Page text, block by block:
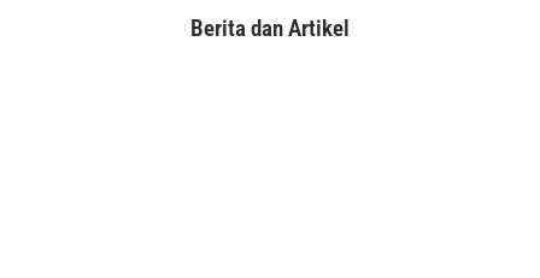
Berita dan Artikel